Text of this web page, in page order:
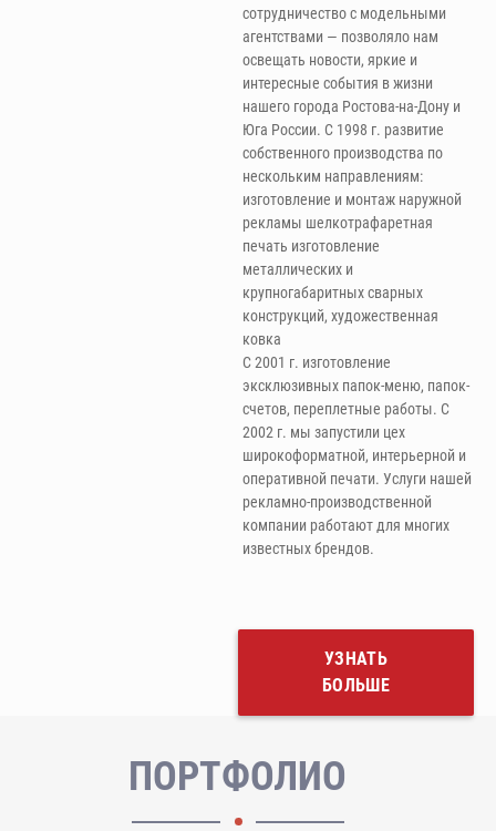
сотрудничество с модельными
агентствами — позволяло нам
освещать новости, яркие и
интересные события в жизни
нашего города Ростова-на-Дону и
Юга России. С 1998 г. развитие
собственного производства по
нескольким направлениям:
изготовление и монтаж наружной
рекламы шелкотрафаретная
печать изготовление
металлических и
крупногабаритных сварных
конструкций, художественная
ковка
С 2001 г. изготовление
эксклюзивных папок-меню, папок-
счетов, переплетные работы. С
2002 г. мы запустили цех
широкоформатной, интерьерной и
оперативной печати. Услуги нашей
рекламно-производственной
компании работают для многих
известных брендов.
УЗНАТЬ
БОЛЬШЕ
ПОРТФОЛИО